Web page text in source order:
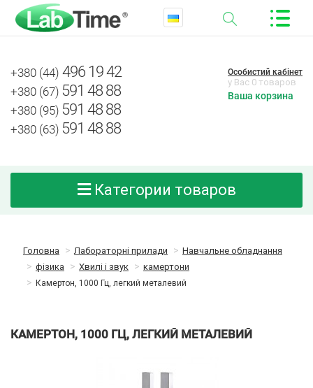
+380 (44) 496 19 42
+380 (67) 591 48 88
+380 (95) 591 48 88
+380 (63) 591 48 88
Особистий кабінет
у Вас 0 товаров
Ваша корзина
Категории товаров
Головна Лабораторні прилади
Навчальне обладнання
фізика
Хвилі і звук камертони
Камертон, 1000 Гц, легкий металевий
КАМЕРТОН, 1000 ГЦ, ЛЕГКИЙ МЕТАЛЕВИЙ